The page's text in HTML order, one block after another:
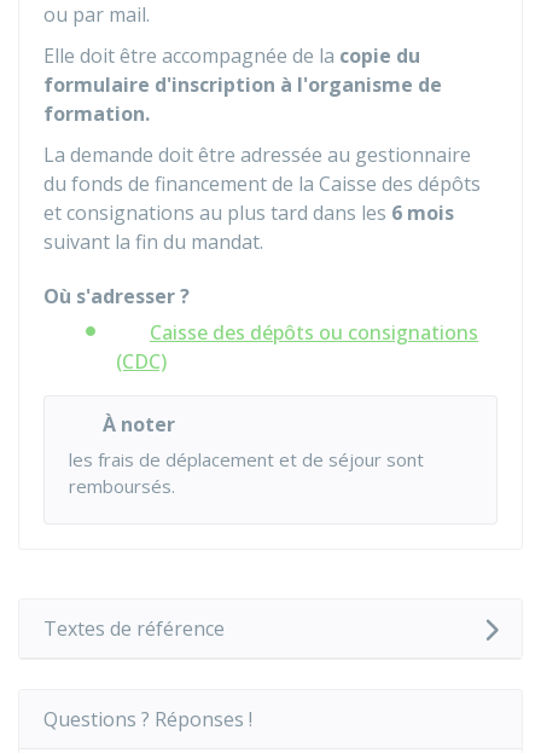
ou par mail.
Elle doit être accompagnée de la copie du
formulaire d'inscription à l'organisme de
formation.
La demande doit être adressée au gestionnaire
du fonds de financement de la Caisse des dépôts
et consignations au plus tard dans les 6 mois
suivant la fin du mandat.
Où s'adresser ?
Caisse des dépôts ou consignations
(CDC)
À noter
les frais de déplacement et de séjour sont
remboursés.
Textes de référence
Questions ? Réponses !